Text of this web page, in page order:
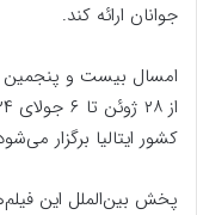
جوانان ارائه کند.
امسال بیست و پنجمین
کشور ایتالیا برگزار
پخش بین‌الملل این